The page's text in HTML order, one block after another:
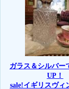
ガラス＆シルバー
UP！
sale!イギリスヴ